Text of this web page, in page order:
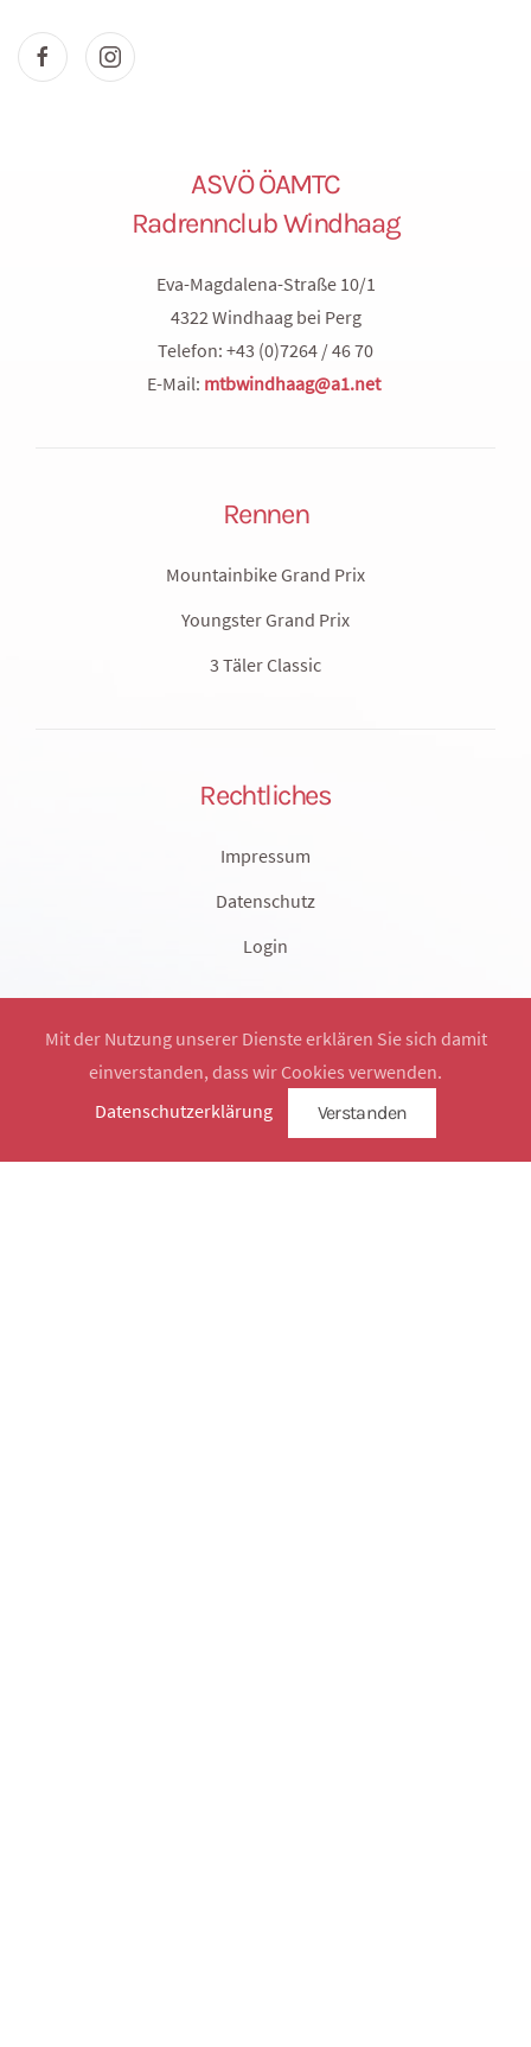
ASVÖ ÖAMTC
Radrennclub Windhaag
Eva-Magdalena-Straße 10/1
4322 Windhaag bei Perg
Telefon: +43 (0)7264 / 46 70
E-Mail: mtbwindhaag@a1.net
Rennen
Mountainbike Grand Prix
Youngster Grand Prix
3 Täler Classic
Rechtliches
Impressum
Datenschutz
Login
Mit der Nutzung unserer Dienste erklären Sie sich damit
einverstanden, dass wir Cookies verwenden.
Datenschutzerklärung
Verstanden